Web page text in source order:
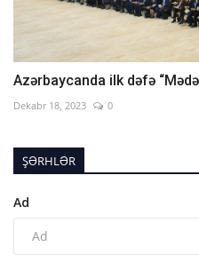
Azərbaycanda ilk dəfə
Dekabr 18, 2023 0
ŞƏRHLƏR
Ad